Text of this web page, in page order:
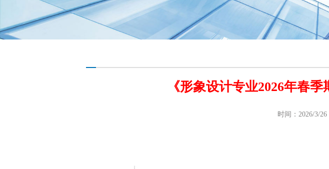
《形象设计专业2026年春
时间：2026/3/